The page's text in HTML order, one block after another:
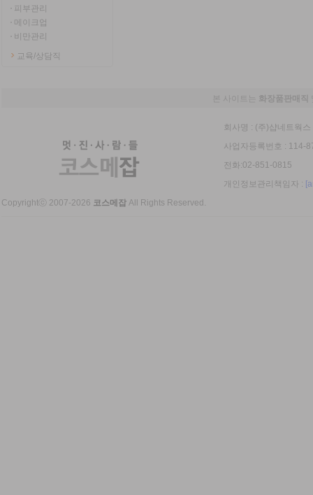
피부관리
메이크업
비만관리
교육/상담직
본 사이트는 화장품판매직
회사명 : (주)샵네트웍
사업자등록번호 : 114-
전화:02-851-0815
개인정보관리책임자 :
Copyrightⓒ 2007-2026 코스메잡All Rights Reserved.